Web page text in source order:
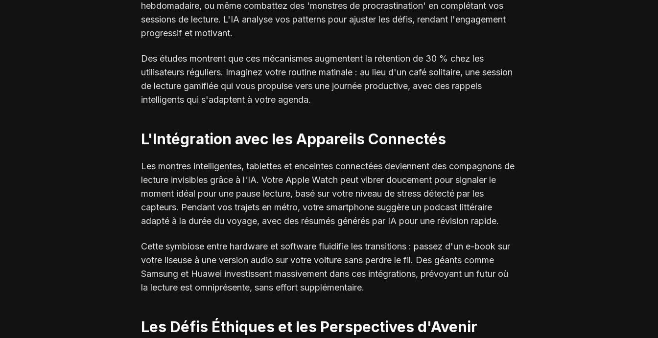
hebdomadaire, ou même combattez des 'monstres de procrastination' en complétant vos
sessions de lecture. L'IA analyse vos patterns pour ajuster les défis, rendant l'engagement
progressif et motivant.
Des études montrent que ces mécanismes augmentent la rétention de 30 % chez les
utilisateurs réguliers. Imaginez votre routine matinale : au lieu d'un café solitaire, une session
de lecture gamifiée qui vous propulse vers une journée productive, avec des rappels
intelligents qui s'adaptent à votre agenda.
L'Intégration avec les Appareils Connectés
Les montres intelligentes, tablettes et enceintes connectées deviennent des compagnons de
lecture invisibles grâce à l'IA. Votre Apple Watch peut vibrer doucement pour signaler le
moment idéal pour une pause lecture, basé sur votre niveau de stress détecté par les
capteurs. Pendant vos trajets en métro, votre smartphone suggère un podcast littéraire
adapté à la durée du voyage, avec des résumés générés par IA pour une révision rapide.
Cette symbiose entre hardware et software fluidifie les transitions : passez d'un e-book sur
votre liseuse à une version audio sur votre voiture sans perdre le fil. Des géants comme
Samsung et Huawei investissent massivement dans ces intégrations, prévoyant un futur où
la lecture est omniprésente, sans effort supplémentaire.
Les Défis Éthiques et les Perspectives d'Avenir